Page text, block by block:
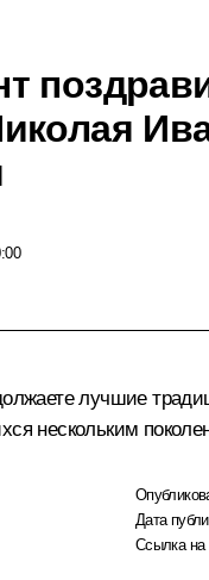
лучшие
нескольким
Дата
Ссылка на